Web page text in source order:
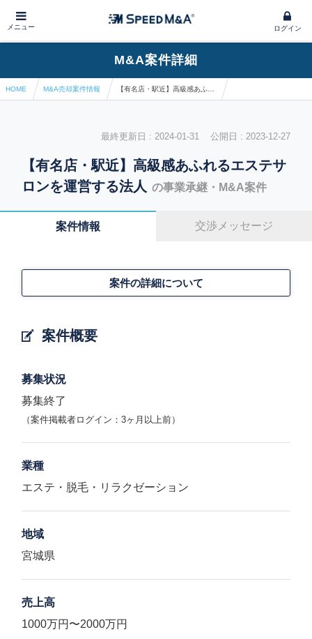
メニュー ログイン
M&A案件詳細
HOME M&A売却案件情報
最終更新日 : 2024-01-31 公開日 : 2023-12-27
【有名店・駅近】高級感あふれるエステサ
ロンを運営する法人
の事業承継・M&A案件
案件情報 交渉メッセージ
案件概要
案件の詳細について
募集状況
募集終了
（案件掲載者ログイン：3ヶ月以上前）
業種
エステ・脱毛・リラクゼーション
地域
宮城県
売上高
1000万円〜2000万円